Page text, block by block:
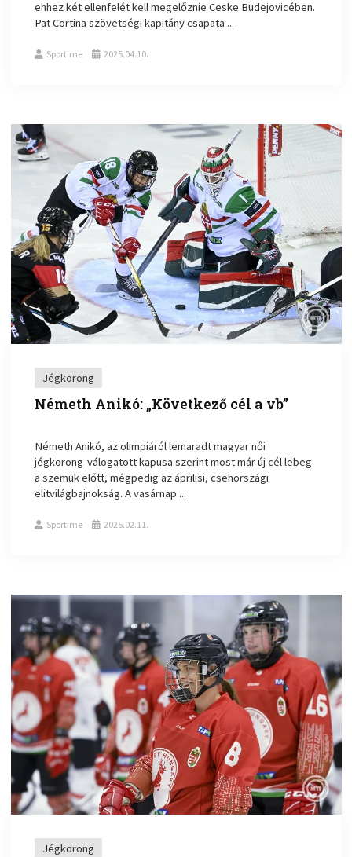
ehhez két ellenfelét kell megelőznie Ceske Budejovicében.
Pat Cortina szövetségi kapitány csapata ...
Sportime 2025.04.10.
Jégkorong
Németh Anikó: „Következő cél a vb”
Németh Anikó, az olimpiáról lemaradt magyar női
jégkorong-válogatott kapusa szerint most már új cél lebeg
a szemük előtt, mégpedig az áprilisi, csehországi
elitvilágbajnokság. A vasárnap ...
Sportime 2025.02.11.
Jégkorong